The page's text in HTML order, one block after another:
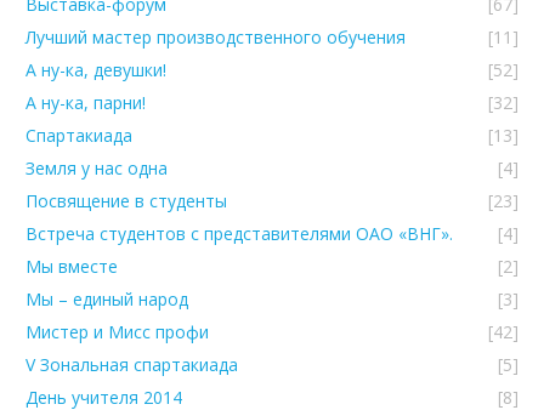
Лучший мастер производственного обучения
[11]
А ну-ка, девушки!
[52]
А ну-ка, парни!
[32]
Спартакиада
[13]
Земля у нас одна
[4]
Посвящение в студенты
[23]
Встреча студентов с представителями ОАО «ВНГ».
[4]
Мы вместе
[2]
Мы – единый народ
[3]
Мистер и Мисс профи
[42]
V Зональная спартакиада
[5]
День учителя 2014
[8]